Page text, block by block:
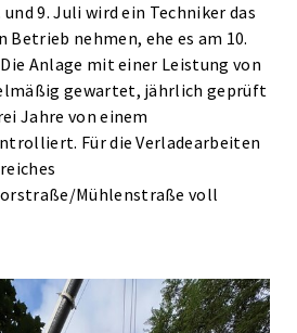
9. Juli wird ein Techniker das
nehmen, ehe es am 10.
Anlage mit einer Leistung von
gewartet, jährlich geprüft
Jahre von einem
Für die Verladearbeiten
Mühlenstraße voll